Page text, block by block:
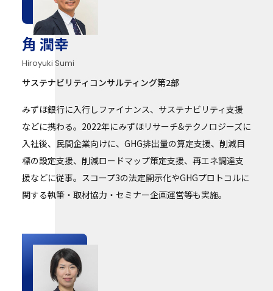
角 潤幸
Hiroyuki Sumi
サステナビリティコンサルティング第2部
みずほ銀行に入行しファイナンス、サステナビリティ支援
などに携わる。2022年にみずほリサーチ&テクノロジーズに
入社後、民間企業向けに、GHG排出量の算定支援、削減目
標の設定支援、削減ロードマップ策定支援、再エネ調達支
援などに従事。スコープ3の法定開示化やGHGプロトコルに
関する執筆・取材協力・セミナー企画運営等も実施。